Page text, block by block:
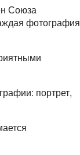
Союза
фотография
портрет,